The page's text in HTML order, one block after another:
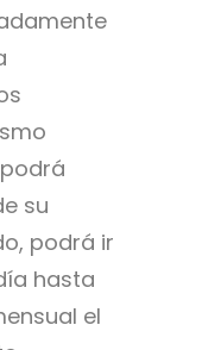
su
podrá ir
hasta
el